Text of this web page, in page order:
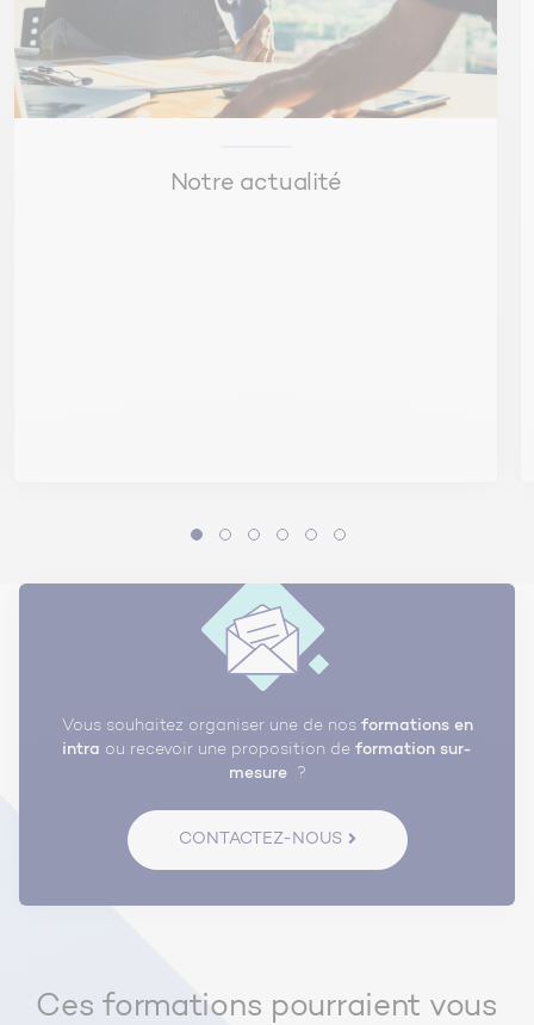
La prise en compte des résultats de
l’ACV dans le projet
phase de constructionNotre actualité
Vous souhaitez organiser une de nos formations en
intra ou recevoir une proposition de formation sur-
mesure
?
CONTACTEZ-NOUS
Ces formations pourraient vous